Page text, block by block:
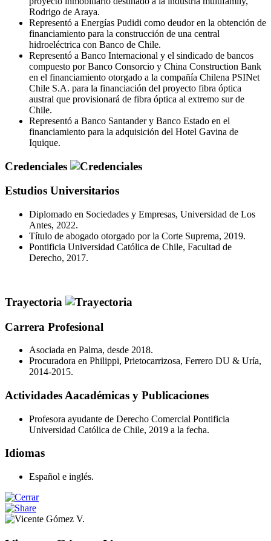
Rodrigo de Araya.
Representó a Energías Pudidi como deudor en la obtención de
financiamiento para la construcción de una central
hidroeléctrica con Banco de Chile.
Representó a Banco Internacional y el sindicado de bancos
compuesto por Banco Consorcio y China Construction Bank
en el financiamiento otorgado a la compañía Chilena PSINet
Chile S.A. para la financiación del proyecto fibra óptica
austral que provisionará de fibra óptica al extremo sur de
Chile.
Representó a Banco Santander y Banco Estado en el
financiamiento para la adquisición del Hotel Gavina de
Iquique.
Credenciales
Estudios Universitarios
Diplomado en Sociedades y Empresas, Universidad de Los
Antes, 2022.
Título de abogado otorgado por la Corte Suprema, 2019.
Pontificia Universidad Católica de Chile, Facultad de
Derecho, 2017.
Trayectoria
Carrera Profesional
Asociada en Palma, desde 2018.
Procuradora en Philippi, Prietocarrizosa, Ferrero DU & Uría,
2014-2015.
Actividades Aacadémicas y Publicaciones
Profesora ayudante de Derecho Comercial Pontificia
Universidad Católica de Chile, 2019 a la fecha.
Idiomas
Español e inglés.